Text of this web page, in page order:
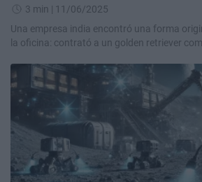
3 min | 11/06/2025
Una empresa india encontró una forma original de subir el ánimo en
la oficina: contrató a un golden retriever